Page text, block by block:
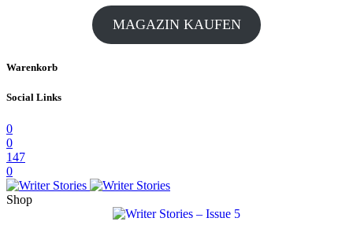
MAGAZIN KAUFEN
Warenkorb
Social Links
0
0
147
0
Shop